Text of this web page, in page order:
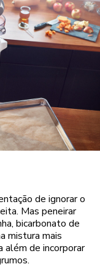
de ignorar o
Mas peneirar
bicarbonato de
mistura mais
além de incorporar